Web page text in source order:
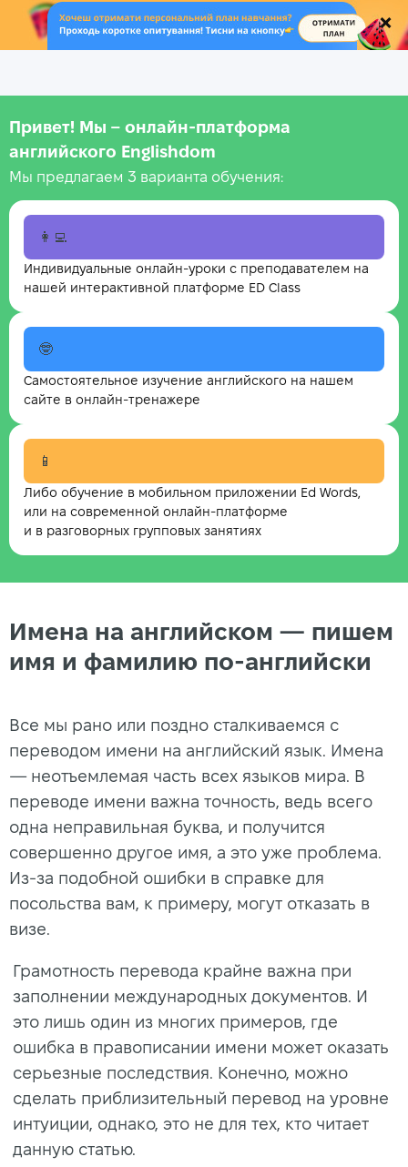
.
Привет! Мы – онлайн‑платформа
английского Englishdom
Мы предлагаем 3 варианта обучения:
👩‍💻
Индивидуальные онлайн-уроки с преподавателем на
нашей интерактивной платформе ED Class
🤓
Самостоятельное изучение английского на нашем
сайте в онлайн-тренажере
📱
Либо обучение в мобильном приложении Ed Words,
или на современной онлайн-платформе
и в разговорных групповых занятиях
Имена на английском — пишем
имя и фамилию по-английски
Все мы рано или поздно сталкиваемся с
переводом имени на английский язык. Имена
— неотъемлемая часть всех языков мира. В
переводе имени важна точность, ведь всего
одна неправильная буква, и получится
совершенно другое имя, а это уже проблема.
Из-за подобной ошибки в справке для
посольства вам, к примеру, могут отказать в
визе.
Грамотность перевода крайне важна при
заполнении международных документов. И
это лишь один из многих примеров, где
ошибка в правописании имени может оказать
серьезные последствия. Конечно, можно
сделать приблизительный перевод на уровне
интуиции, однако, это не для тех, кто читает
данную статью.